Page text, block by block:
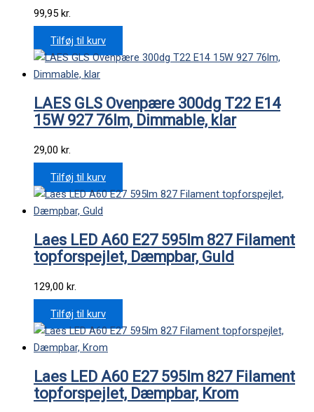
99,95 kr.
Tilføj til kurv
LAES GLS Ovenpære 300dg T22 E14
15W 927 76lm, Dimmable, klar
29,00 kr.
Tilføj til kurv
Laes LED A60 E27 595lm 827 Filament
topforspejlet, Dæmpbar, Guld
129,00 kr.
Tilføj til kurv
Laes LED A60 E27 595lm 827 Filament
topforspejlet, Dæmpbar, Krom